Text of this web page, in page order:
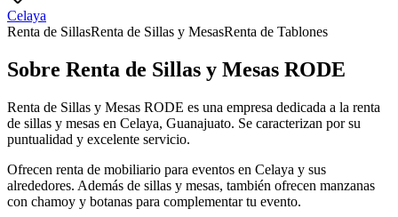
Celaya
Renta de SillasRenta de Sillas y MesasRenta de Tablones
Sobre Renta de Sillas y Mesas RODE
Renta de Sillas y Mesas RODE es una empresa dedicada a la renta
de sillas y mesas en Celaya, Guanajuato. Se caracterizan por su
puntualidad y excelente servicio.
Ofrecen renta de mobiliario para eventos en Celaya y sus
alrededores. Además de sillas y mesas, también ofrecen manzanas
con chamoy y botanas para complementar tu evento.